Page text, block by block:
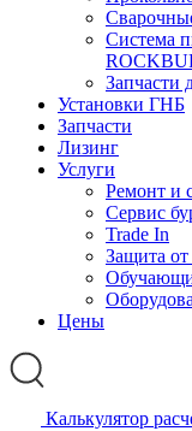
Система
Запчасти
Установки ГНБ
Запчасти
Лизинг
Услуги
Ремонт и
Сервис
Trade In
Защита от
Цены
Калькулятор